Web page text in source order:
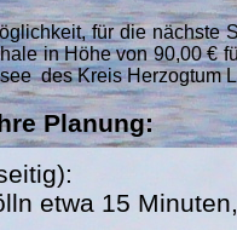
für die nächste
in Höhe von 90,00 €
des Kreis Herzogtum
Planung:
etwa 15